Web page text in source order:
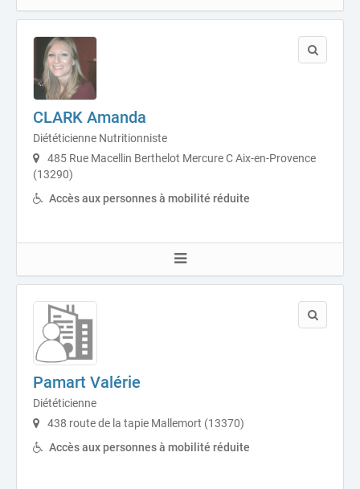
CLARK Amanda
Diététicienne Nutritionniste
485 Rue Macellin Berthelot Mercure C Aix-en-Provence
(13290)
Accès aux personnes à mobilité réduite
Pamart Valérie
Diététicienne
438 route de la tapie Mallemort (13370)
Accès aux personnes à mobilité réduite